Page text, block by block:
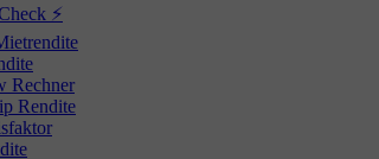
⚡
Rechner
Rendite